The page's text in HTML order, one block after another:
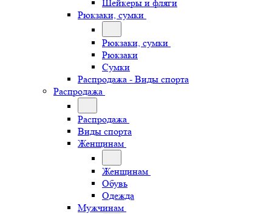
Шейкеры и фляги
Рюкзаки, сумки
Рюкзаки, сумки
Рюкзаки
Сумки
Распродажа - Виды спорта
Распродажа
Распродажа
Виды спорта
Женщинам
Женщинам
Обувь
Одежда
Мужчинам